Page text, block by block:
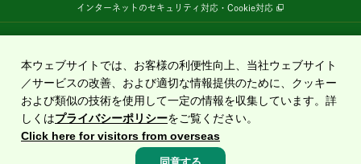
インターネットのセキュリティ対応・Cookie対応
運営しています。
Copyright©2020 East Nippon Expressway Company Limited
All Rights Reserved.
本ウェブサイトでは、お客様の利便性向上、当社ウェブサイト
／サービスの改善、および適切な情報提供のために、クッキー
および類似の技術を使用して一定の情報を収集しています。詳
しくはプライバシーポリシーをご覧ください。
Click here for visitors from overseas